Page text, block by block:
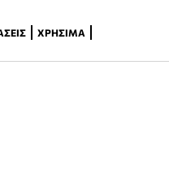
ΧΡΉΣΙΜΑ